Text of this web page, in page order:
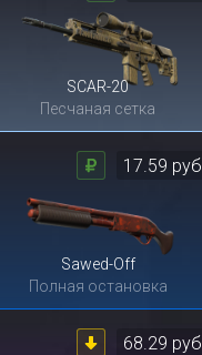
SCAR-20
Песчаная сетка
Sawed-Off
Полная остановка
17.59 руб
68.29 руб